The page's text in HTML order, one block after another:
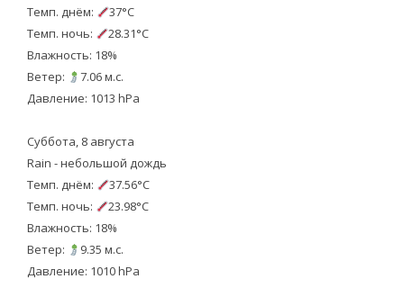
Темп. днём:
37°C
Темп. ночь:
28.31°C
Влажность: 18%
Ветер:
7.06 м.с.
Давление: 1013 hPa
Суббота, 8 августа
Rain - небольшой дождь
Темп. днём:
37.56°C
Темп. ночь:
23.98°C
Влажность: 18%
Ветер:
9.35 м.с.
Давление: 1010 hPa